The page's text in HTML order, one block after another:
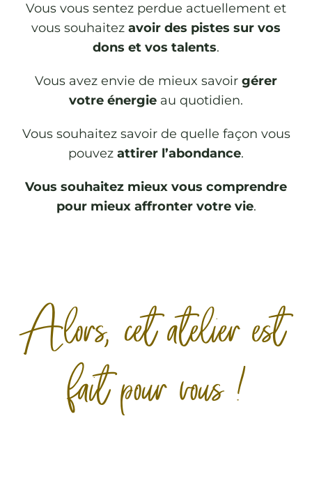
Vous vous sentez perdue actuellement et
vous souhaitez avoir des pistes sur vos
dons et vos talents.
Vous avez envie de mieux savoir gérer
votre énergie au quotidien.
Vous souhaitez savoir de quelle façon vous
pouvez attirer l’abondance.
Vous souhaitez mieux vous comprendre
pour mieux affronter votre vie.
Alors, cet atelier est
fait pour vous !